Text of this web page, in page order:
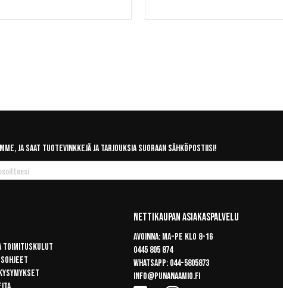
ja saat tuotevinkkejä ja tarjouksia suoraan sähköpostiisi!
toimituskulut
Nettikaupan Asiakaspalvelu
Avoinna: Ma-pe klo 8-16
0445 805 874
Whatsapp: 044-5805873
info@punanaamio.fi